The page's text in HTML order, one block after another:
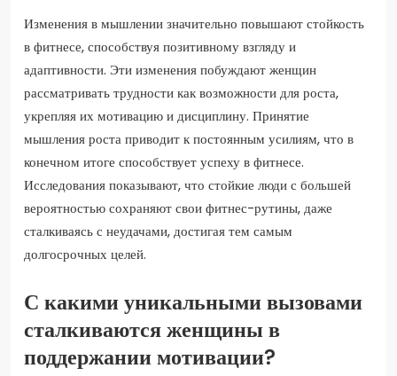
Изменения в мышлении значительно повышают стойкость
в фитнесе, способствуя позитивному взгляду и
адаптивности. Эти изменения побуждают женщин
рассматривать трудности как возможности для роста,
укрепляя их мотивацию и дисциплину. Принятие
мышления роста приводит к постоянным усилиям, что в
конечном итоге способствует успеху в фитнесе.
Исследования показывают, что стойкие люди с большей
вероятностью сохраняют свои фитнес-рутины, даже
сталкиваясь с неудачами, достигая тем самым
долгосрочных целей.
С какими уникальными вызовами
сталкиваются женщины в
поддержании мотивации?